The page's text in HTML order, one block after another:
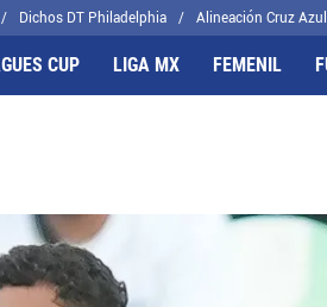
Dichos DT Philadelphia Alineación Cruz
CUP LIGA MX FEMENIL
Rodríguez